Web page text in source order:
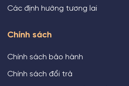
Các định hướng tương lai
Chính sách
Chính sách bảo hành
Chính sách đổi trả